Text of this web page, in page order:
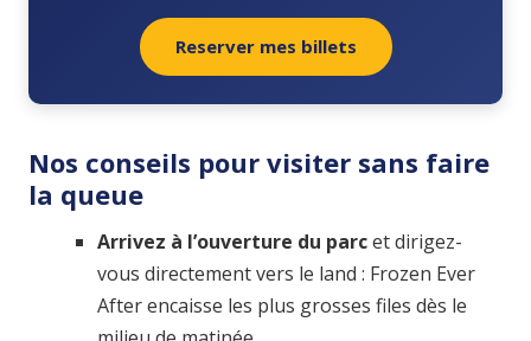
Reserver mes billets
Nos conseils pour visiter sans faire
la queue
Arrivez à l’ouverture du parcet dirigez-
vous directement vers le land : Frozen Ever
After encaisse les plus grosses files dès le